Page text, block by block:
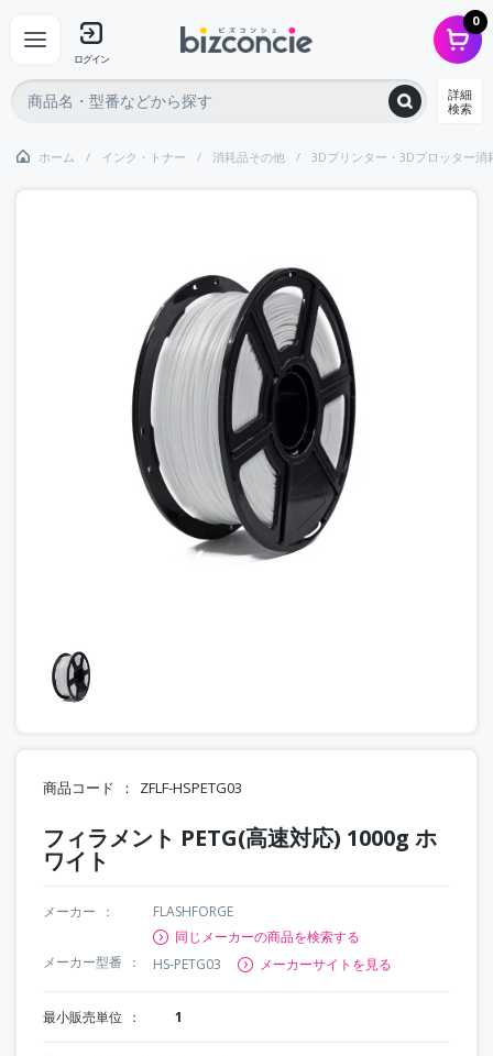
ログイン
0
詳細
検索
ホーム インク・トナー 消耗品その他 3Dプリンター・3Dプロッター消
商品コード ZFLF-HSPETG03
フィラメント PETG(高速対応) 1000g ホ
ワイト
メーカー
FLASHFORGE
同じメーカーの商品を検索する
メーカー型番
HS-PETG03 メーカーサイトを見る
最小販売単位 1